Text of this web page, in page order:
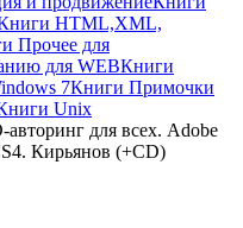
HTML,XML,
Прочее для
для WEBКниги
7Книги Примочки
Unix
для всех. Adobe
Кирьянов (+CD)